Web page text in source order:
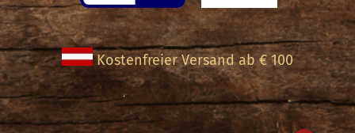
Kostenfreier Versand ab € 100